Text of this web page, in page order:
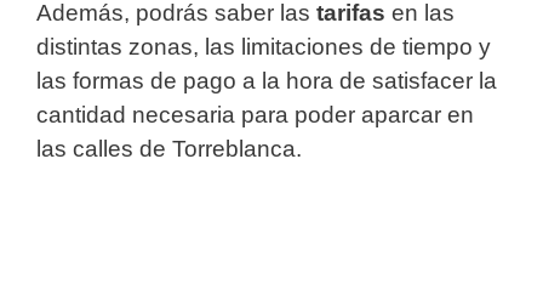
Además, podrás saber las tarifas en las
distintas zonas, las limitaciones de tiempo y
las formas de pago a la hora de satisfacer la
cantidad necesaria para poder aparcar en
las calles de Torreblanca.